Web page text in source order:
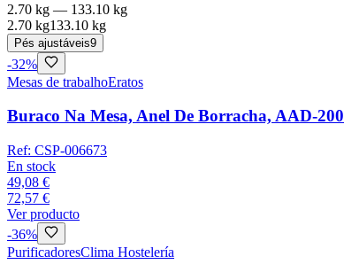
2.70 kg — 133.10 kg
2.70 kg133.10 kg
Pés ajustáveis9
-32%
Mesas de trabalhoEratos
Buraco Na Mesa, Anel De Borracha, AAD-200
Ref: CSP-006673
En stock
49,08 €
72,57 €
Ver producto
-36%
PurificadoresClima Hostelería